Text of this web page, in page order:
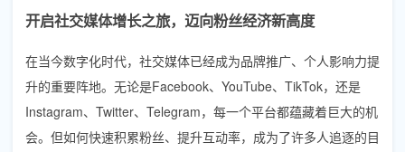
开启社交媒体增长之旅，迈向粉丝经济新高度
在当今数字化时代，社交媒体已经成为品牌推广、个人影响力提
升的重要阵地。无论是Facebook、YouTube、TikTok，还是
Instagram、Twitter、Telegram，每一个平台都蕴藏着巨大的机
会。但如何快速积累粉丝、提升互动率，成为了许多人追逐的目